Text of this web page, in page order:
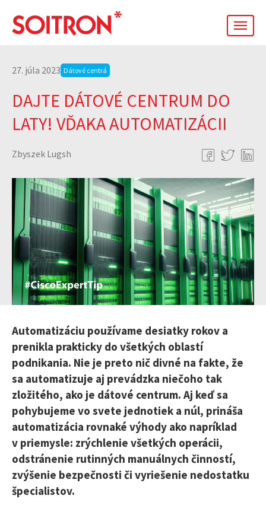
27. júla 2023 Dátové centrá
DAJTE DÁTOVÉ CENTRUM DO
LATY! VĎAKA AUTOMATIZÁCII
Zbyszek Lugsh
Automatizáciu používame desiatky rokov a
prenikla prakticky do všetkých oblastí
podnikania. Nie je preto nič divné na fakte, že
sa automatizuje aj prevádzka niečoho tak
zložitého, ako je dátové centrum. Aj keď sa
pohybujeme vo svete jednotiek a núl, prináša
automatizácia rovnaké výhody ako napríklad
v priemysle: zrýchlenie všetkých operácii,
odstránenie rutinných manuálnych činností,
zvýšenie bezpečnosti či vyriešenie nedostatku
špecialistov.